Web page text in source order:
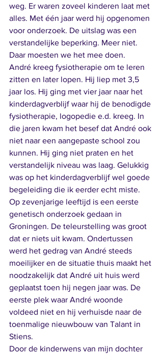
weg. Er waren zoveel kinderen laat met
alles. Met één jaar werd hij opgenomen
voor onderzoek. De uitslag was een
verstandelijke beperking. Meer niet.
Daar moesten we het mee doen.
André kreeg fysiotherapie om te leren
zitten en later lopen. Hij liep met 3,5
jaar los. Hij ging met vier jaar naar het
kinderdagverblijf waar hij de benodigde
fysiotherapie, logopedie e.d. kreeg. In
die jaren kwam het besef dat André ook
niet naar een aangepaste school zou
kunnen. Hij ging niet praten en het
verstandelijk niveau was laag. Gelukkig
was op het kinderdagverblijf wel goede
begeleiding die ik eerder echt miste.
Op zevenjarige leeftijd is een eerste
genetisch onderzoek gedaan in
Groningen. De teleurstelling was groot
dat er niets uit kwam. Ondertussen
werd het gedrag van André steeds
moeilijker en de situatie thuis maakt het
noodzakelijk dat André uit huis werd
geplaatst toen hij negen jaar was. De
eerste plek waar André woonde
voldeed niet en hij verhuisde naar de
toenmalige nieuwbouw van Talant in
Stiens.
Door de kinderwens van mijn dochter